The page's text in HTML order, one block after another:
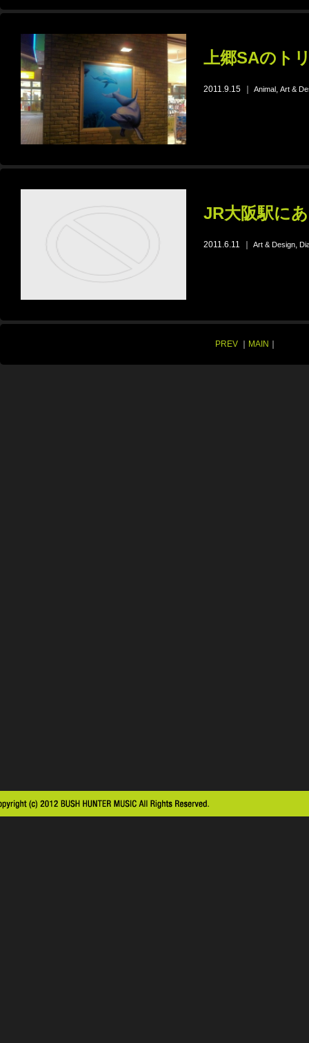
上郷SAのト
2011.9.15 Animal, Art &
JR大阪駅に
2011.6.11 Art & Design,
PREV ｜ MAIN ｜